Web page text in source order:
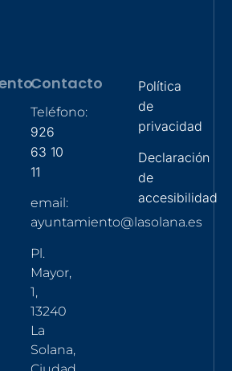
Contacto
Teléfono:
926
63 10
11
email:
ayuntamiento@lasolana.es
Pl.
Mayor,
1,
13240
La
Solana,
Política
de
privacidad
Declaración
de
accesibilidad